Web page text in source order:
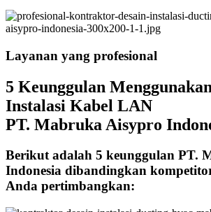
Layanan yang profesional
5 Keunggulan
Instalasi Kabel LAN
PT. Mabruka Aisypro
Berikut adalah 5 keunggulan PT.
Indonesia dibandingkan
Anda pertimbangkan: